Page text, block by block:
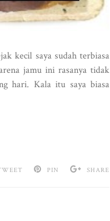
kecil saya sudah terbiasa
jamu ini rasanya tidak
hari. Kala itu saya biasa
PIN SHARE